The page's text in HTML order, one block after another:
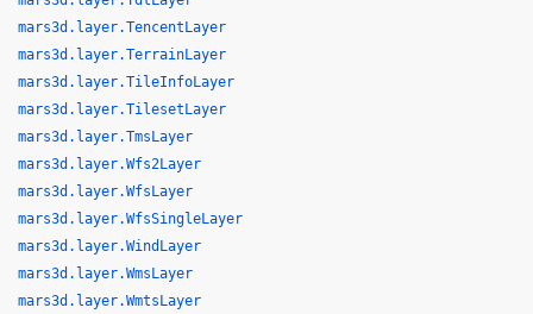
mars3d.layer.TencentLayer
mars3d.layer.TerrainLayer
mars3d.layer.TileInfoLayer
mars3d.layer.TilesetLayer
mars3d.layer.TmsLayer
mars3d.layer.Wfs2Layer
mars3d.layer.WfsLayer
mars3d.layer.WfsSingleLayer
mars3d.layer.WindLayer
mars3d.layer.WmsLayer
mars3d.layer.WmtsLayer